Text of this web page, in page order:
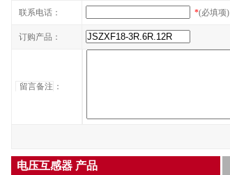
联系电话： *(必填项)
订购产品：
留言备注 ：
电压互感器 产品